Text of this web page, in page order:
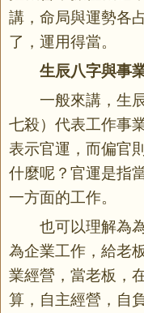
講，命局與運勢各
了，運用得當。
生辰八字與事
一般來講，生
七殺）代表工作事
表示官運，而偏官
什麼呢？官運是指
一方面的工作。
也可以理解為
為企業工作，給老
業經營，當老板，
算，自主經營，自